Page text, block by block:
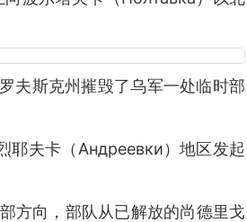
夫斯克州摧毁了乌军一处临时部
耶夫卡（Андреевки）地区发起
方向，部队从已解放的尚德里戈